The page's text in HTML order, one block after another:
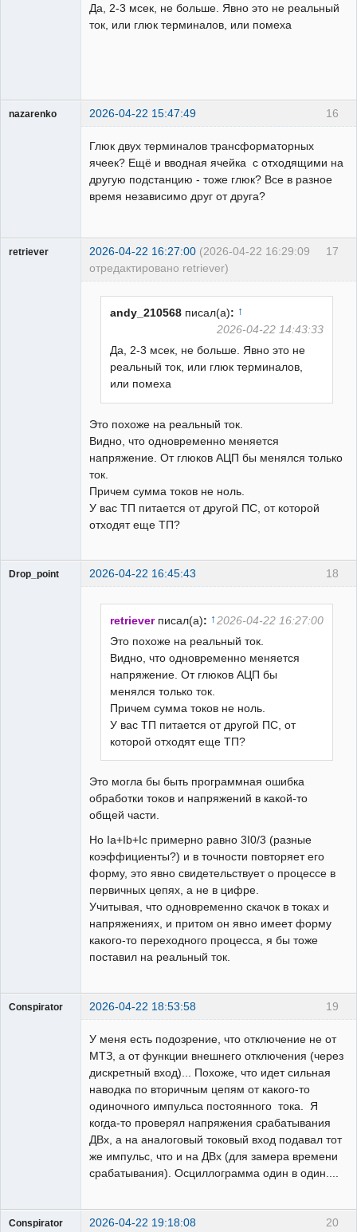
Да, 2-3 мсек, не больше. Явно это не реальный
ток, или глюк терминалов, или помеха
16
nazarenko 2026-04-22 15:47:49
Глюк двух терминалов трансформаторных
ячеек? Ещё и вводная ячейка с отходящими на
другую подстанцию - тоже глюк? Все в разное
время независимо друг от друга?
17
retriever 2026-04-22 16:27:00 (2026-04-22 16:29:09
отредактировано retriever)
andy_210568 писал(а): ↑
2026-04-22 14:43:33
Да, 2-3 мсек, не больше. Явно это не
реальный ток, или глюк терминалов,
или помеха
Это похоже на реальный ток.
Видно, что одновременно меняется
напряжение. От глюков АЦП бы менялся только
ток.
Причем сумма токов не ноль.
У вас ТП питается от другой ПС, от которой
отходят еще ТП?
18
Drop_point 2026-04-22 16:45:43
retriever писал(а): ↑ 2026-04-22 16:27:00
Это похоже на реальный ток.
Видно, что одновременно меняется
напряжение. От глюков АЦП бы
менялся только ток.
Причем сумма токов не ноль.
У вас ТП питается от другой ПС, от
которой отходят еще ТП?
Это могла бы быть программная ошибка
обработки токов и напряжений в какой-то
общей части.
Но Ia+Ib+Ic примерно равно 3I0/3 (разные
коэффициенты?) и в точности повторяет его
форму, это явно свидетельствует о процессе в
первичных цепях, а не в цифре.
Учитывая, что одновременно скачок в токах и
напряжениях, и притом он явно имеет форму
какого-то переходного процесса, я бы тоже
поставил на реальный ток.
19
Conspirator 2026-04-22 18:53:58
У меня есть подозрение, что отключение не от
МТЗ, а от функции внешнего отключения (через
дискретный вход)... Похоже, что идет сильная
наводка по вторичным цепям от какого-то
одиночного импульса постоянного тока. Я
когда-то проверял напряжения срабатывания
ДВх, а на аналоговый токовый вход подавал тот
же импульс, что и на ДВх (для замера времени
срабатывания). Осциллограмма один в один....
20
Conspirator 2026-04-22 19:18:08